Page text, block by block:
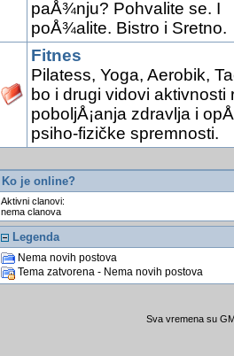
paÅ¾nju? Pohvalite se. I
poÅ¾alite. Bistro i Sretno.
Fitnes
Pilatess, Yoga, Aerobik,
bo i drugi vidovi aktivnosti
poboljÅ¡anja zdravlja i
psiho-fizičke spremnosti.
Ko je online?
Aktivni clanovi:
nema clanova
Legenda
Nema novih postova
Tema zatvorena - Nema novih postova
Sva vremena su